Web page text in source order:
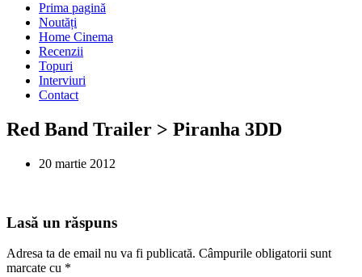
Prima pagină
Noutăți
Home Cinema
Recenzii
Topuri
Interviuri
Contact
Red Band Trailer > Piranha 3DD
20 martie 2012
Lasă un răspuns
Adresa ta de email nu va fi publicată. Câmpurile obligatorii sunt
marcate cu *